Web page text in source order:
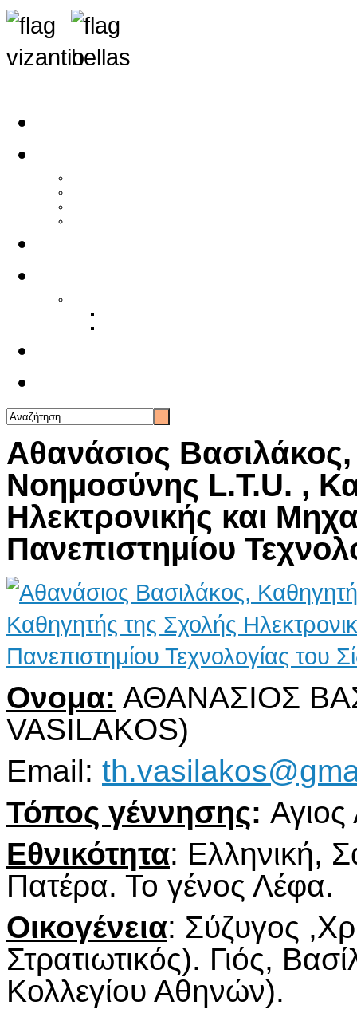
Αθανάσιος
Νοημοσύνης L.T.U. ,
Ηλεκτρονικής και
Πανεπιστημίου
Ονομα: ΑΘΑΝΑΣΙΟΣ
VASILAKOS)
Email:
Τόπος γέννησης:
Εθνικότητα: Ελληνική,
Πατέρα. Το γένος Λέφα.
Οικογένεια: Σύζυγος
Στρατιωτικός). Γιός,
Κολλεγίου Αθηνών).